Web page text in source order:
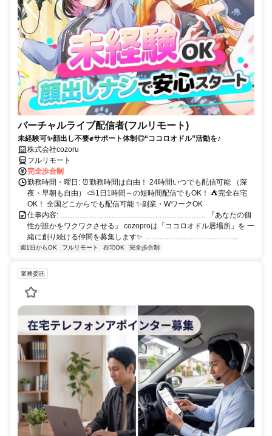
バーチャルライブ配信者(フルリモート)
未経験可✨顔出し不要✊サポート体制◎“ココロオドル”活動を♪
株式会社cozoru
フルリモート
完全歩合制
勤務時間・曜日: ⏰勤務時間は自由！ 24時間いつでも配信可能 （深
夜・早朝も自由） ⛅1日1時間～の短時間配信でもOK！ ⛺完全在宅
OK！ 全国どこからでも配信可能 ✨副業・WワークOK
仕事内容: …………………………………………………… 『あなたの個
性が誰かをワクワクさせる』 cozoproは「ココロオドル居場所」を 一
緒に創り続ける仲間を募集します✨ ………………………………...
週1日からOK フルリモート 在宅OK 完全歩合制
業務委託